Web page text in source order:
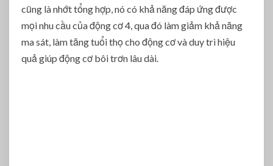
cũng là nhớt tổng hợp, nó có khả năng đáp ứng được
mọi nhu cầu của động cơ 4, qua đó làm giảm khả năng
ma sát, làm tăng tuổi thọ cho động cơ và duy trì hiệu
quả giúp động cơ bôi trơn lâu dài.